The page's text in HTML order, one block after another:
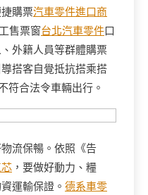
購票汽車零件進口商
售票窗台北汽車零件口
外籍人員等群體購票
搭客自覺抵抗搭乘搭
符合法令車輛出行。
流保暢。依照《告
，要做好動力、糧
運輸保證。 德系車零